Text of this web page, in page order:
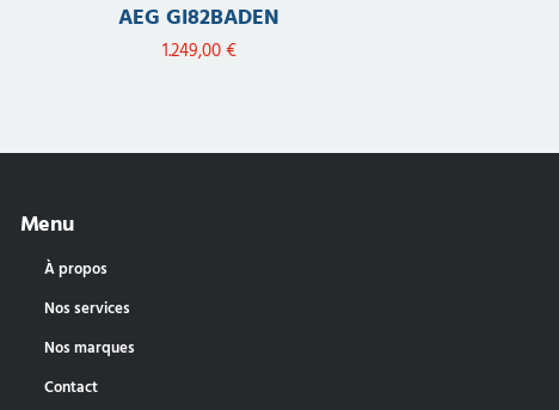
AEG GI82BADEN
1.249,00€
Menu
À propos
Nos services
Nos marques
Contact